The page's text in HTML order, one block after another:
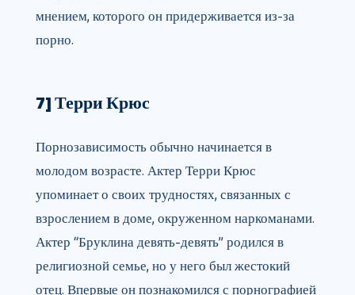
мнением, которого он придерживается из-за
порно.
7] Терри Крюс
Порнозависимость обычно начинается в
молодом возрасте. Актер Терри Крюс
упоминает о своих трудностях, связанных с
взрослением в доме, окруженном наркоманами.
Актер “Бруклина девять-девять” родился в
религиозной семье, но у него был жестокий
отец. Впервые он познакомился с порнографией